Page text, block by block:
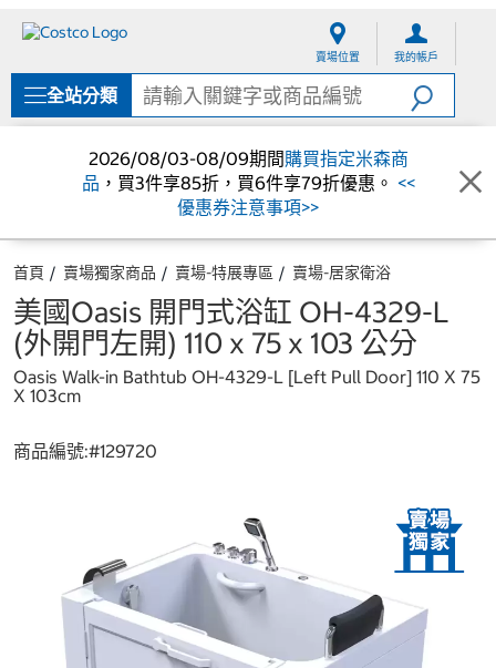
單
賣場位置 我的帳戶
全站分類
2026/08/03-08/09期間購買指定米森商
品 ，買3件享85折，買6件享79折優惠。 <<
優惠券注意事項>>
首頁 賣場獨家商品 賣場-特展專區 賣場-居家衛浴
美國Oasis 開門式浴缸 OH-4329-L
(外開門左開) 110 x 75 x 103 公分
Oasis Walk-in Bathtub OH-4329-L [Left Pull Door] 110 X 75
X 103cm
商品編號:#129720